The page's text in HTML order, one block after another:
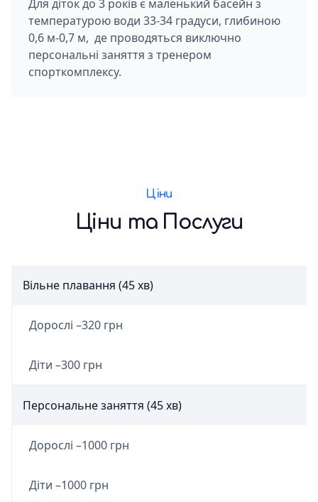
Для діток до 3 років є маленький басейн з
температурою води 33-34 градуси, глибиною
0,6 м-0,7 м, де проводяться виключно
персональні заняття з тренером
спорткомплексу.
Ціни
Ціни та Послуги
Вільне плавання (45 хв)
Дорослі –320 грн
Діти –300 грн
Персональне заняття (45 хв)
Дорослі –1000 грн
Діти –1000 грн